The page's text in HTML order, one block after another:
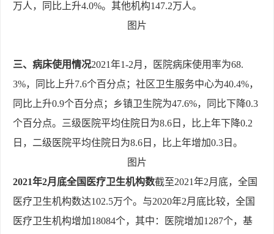
万人，同比上升4.0%。其他机构147.2万人。
图片
三、病床使用情况2021年1-2月，医院病床使用率为68.
3%，同比上升7.6个百分点；社区卫生服务中心为40.4%，
同比上升0.9个百分点；乡镇卫生院为47.6%，同比下降0.3
个百分点。三级医院平均住院日为8.6日，比上年下降0.2
日，二级医院平均住院日为8.6日，比上年增加0.3日。
图片
2021年2月底全国医疗卫生机构数截至2021年2月底，全国
医疗卫生机构数达102.5万个。与2020年2月底比较，全国
医疗卫生机构增加18084个，其中：医院增加1287个，基